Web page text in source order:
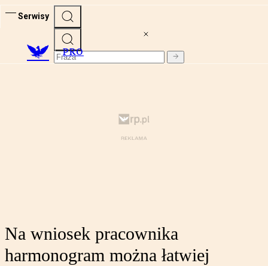
Serwisy
PRO
Na wniosek pracownika
harmonogram można łatwiej